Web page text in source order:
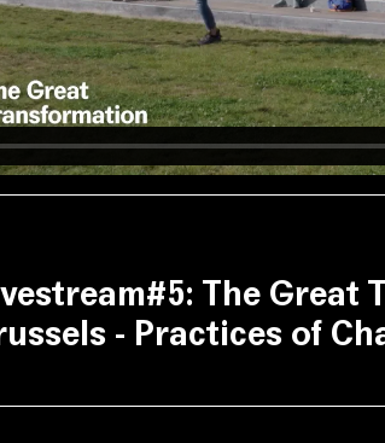
The Great
- Practices of
in Transition),Katrien Rycken